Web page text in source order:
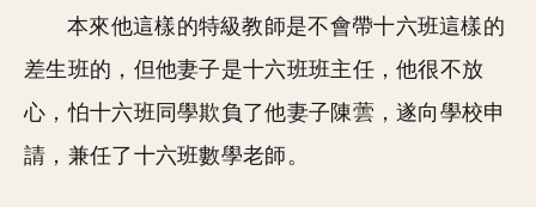
本來他這樣的特級教師是不會帶十六班這樣的
差生班的，但他妻子是十六班班主任，他很不放
心，怕十六班同學欺負了他妻子陳蕓，遂向學校申
請，兼任了十六班數學老師。